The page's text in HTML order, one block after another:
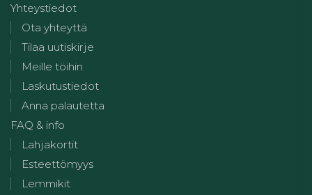
Yhteystiedot
Ota yhteyttä
Tilaa uutiskirje
Meille töihin
Laskutustiedot
Anna palautetta
FAQ & info
Lahjakortit
Esteettömyys
Lemmikit